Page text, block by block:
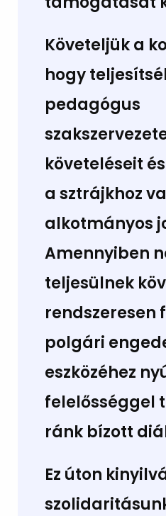
Követeljük a
hogy
pedagógus
követeléseit
a sztrájkhoz
alkotmányos
Amennyiben
teljesülnek
rendszeresen
polgári
eszközéhez
felelősséggel
ránk bízott
Ez úton